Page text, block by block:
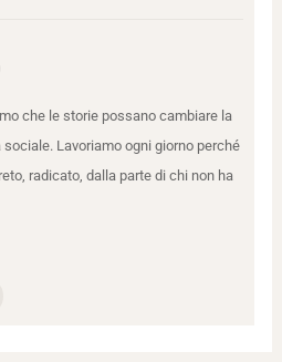
che le storie possano cambiare la
Lavoriamo ogni giorno perché
radicato, dalla parte di chi non ha